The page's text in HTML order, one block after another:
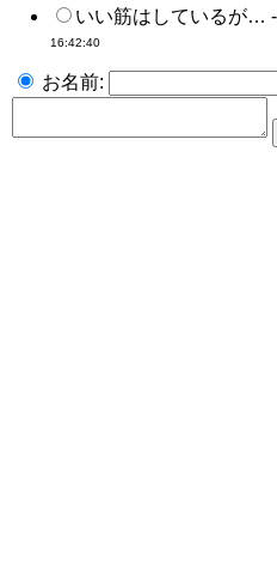
いい筋はしているが…
16:42:40
お名前: